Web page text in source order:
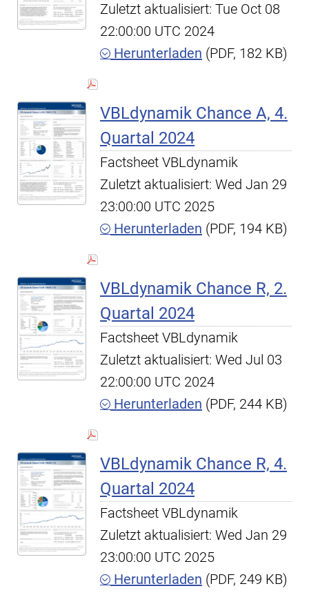
Zuletzt aktualisiert: Tue Oct 08
22:00:00 UTC 2024
Herunterladen (PDF, 182 KB)
VBLdynamik Chance A, 4.
Quartal 2024
Factsheet VBLdynamik
Zuletzt aktualisiert: Wed Jan 29
23:00:00 UTC 2025
Herunterladen (PDF, 194 KB)
VBLdynamik Chance R, 2.
Quartal 2024
Factsheet VBLdynamik
Zuletzt aktualisiert: Wed Jul 03
22:00:00 UTC 2024
Herunterladen (PDF, 244 KB)
VBLdynamik Chance R, 4.
Quartal 2024
Factsheet VBLdynamik
Zuletzt aktualisiert: Wed Jan 29
23:00:00 UTC 2025
Herunterladen (PDF, 249 KB)